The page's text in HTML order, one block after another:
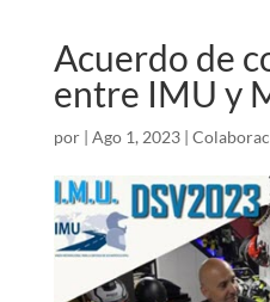
Acuerdo de
entre IMU y
por | Ago 1, 2023|